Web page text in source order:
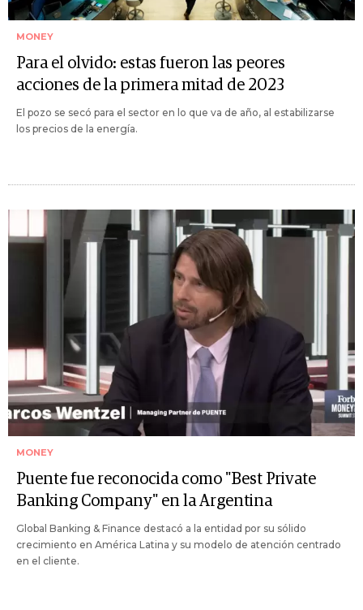
MONEY
Para el olvido: estas fueron las peores
acciones de la primera mitad de 2023
El pozo se secó para el sector en lo que va de año, al estabilizarse
los precios de la energía.
MONEY
Puente fue reconocida como "Best Private
Banking Company" en la Argentina
Global Banking & Finance destacó a la entidad por su sólido
crecimiento en América Latina y su modelo de atención centrado
en el cliente.